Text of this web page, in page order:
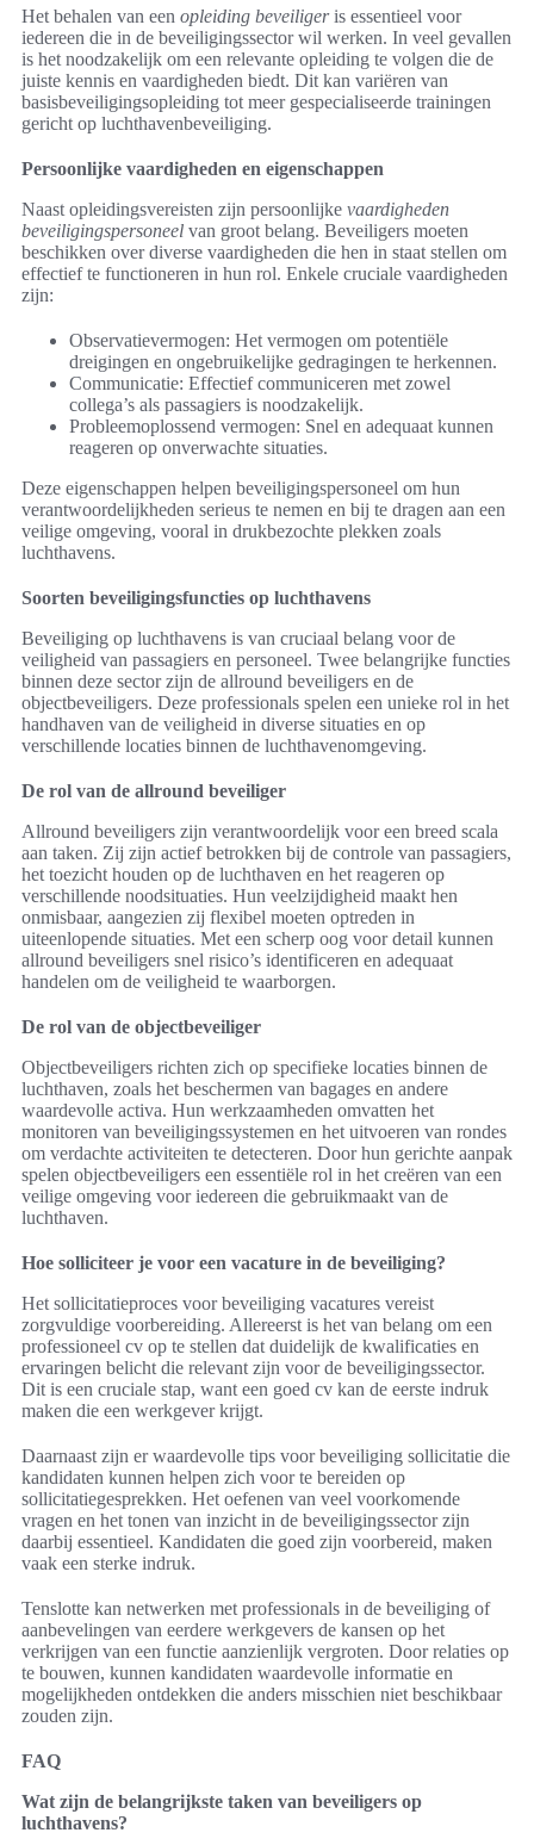
Het behalen van een opleiding beveiligeris essentieel voor
iedereen die in de beveiligingssector wil werken. In veel gevallen
is het noodzakelijk om een relevante opleiding te volgen die de
juiste kennis en vaardigheden biedt. Dit kan variëren van
basisbeveiligingsopleiding tot meer gespecialiseerde trainingen
gericht op luchthavenbeveiliging.
Persoonlijke vaardigheden en eigenschappen
Naast opleidingsvereisten zijn persoonlijke vaardigheden
beveiligingspersoneel van groot belang. Beveiligers moeten
beschikken over diverse vaardigheden die hen in staat stellen om
effectief te functioneren in hun rol. Enkele cruciale vaardigheden
zijn:
Observatievermogen: Het vermogen om potentiële
dreigingen en ongebruikelijke gedragingen te herkennen.
Communicatie: Effectief communiceren met zowel
collega’s als passagiers is noodzakelijk.
Probleemoplossend vermogen: Snel en adequaat kunnen
reageren op onverwachte situaties.
Deze eigenschappen helpen beveiligingspersoneel om hun
verantwoordelijkheden serieus te nemen en bij te dragen aan een
veilige omgeving, vooral in drukbezochte plekken zoals
luchthavens.
Soorten beveiligingsfuncties op luchthavens
Beveiliging op luchthavens is van cruciaal belang voor de
veiligheid van passagiers en personeel. Twee belangrijke functies
binnen deze sector zijn de allround beveiligers en de
objectbeveiligers. Deze professionals spelen een unieke rol in het
handhaven van de veiligheid in diverse situaties en op
verschillende locaties binnen de luchthavenomgeving.
De rol van de allround beveiliger
Allround beveiligers zijn verantwoordelijk voor een breed scala
aan taken. Zij zijn actief betrokken bij de controle van passagiers,
het toezicht houden op de luchthaven en het reageren op
verschillende noodsituaties. Hun veelzijdigheid maakt hen
onmisbaar, aangezien zij flexibel moeten optreden in
uiteenlopende situaties. Met een scherp oog voor detail kunnen
allround beveiligers snel risico’s identificeren en adequaat
handelen om de veiligheid te waarborgen.
De rol van de objectbeveiliger
Objectbeveiligers richten zich op specifieke locaties binnen de
luchthaven, zoals het beschermen van bagages en andere
waardevolle activa. Hun werkzaamheden omvatten het
monitoren van beveiligingssystemen en het uitvoeren van rondes
om verdachte activiteiten te detecteren. Door hun gerichte aanpak
spelen objectbeveiligers een essentiële rol in het creëren van een
veilige omgeving voor iedereen die gebruikmaakt van de
luchthaven.
Hoe solliciteer je voor een vacature in de beveiliging?
Het sollicitatieproces voor beveiliging vacatures vereist
zorgvuldige voorbereiding. Allereerst is het van belang om een
professioneel cv op te stellen dat duidelijk de kwalificaties en
ervaringen belicht die relevant zijn voor de beveiligingssector.
Dit is een cruciale stap, want een goed cv kan de eerste indruk
maken die een werkgever krijgt.
Daarnaast zijn er waardevolle tips voor beveiliging sollicitatie die
kandidaten kunnen helpen zich voor te bereiden op
sollicitatiegesprekken. Het oefenen van veel voorkomende
vragen en het tonen van inzicht in de beveiligingssector zijn
daarbij essentieel. Kandidaten die goed zijn voorbereid, maken
vaak een sterke indruk.
Tenslotte kan netwerken met professionals in de beveiliging of
aanbevelingen van eerdere werkgevers de kansen op het
verkrijgen van een functie aanzienlijk vergroten. Door relaties op
te bouwen, kunnen kandidaten waardevolle informatie en
mogelijkheden ontdekken die anders misschien niet beschikbaar
zouden zijn.
FAQ
Wat zijn de belangrijkste taken van beveiligers op
luchthavens?